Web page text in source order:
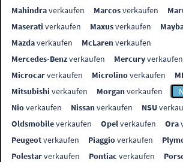
Mahindraverkaufen Marcosverkaufen
Maserati verkaufen Maxusverkaufen
Mazdaverkaufen McLarenverkaufen
Mercedes-Benzverkaufen Mercuryverkaufen
Microcarverkaufen Microlinoverkaufen
Mitsubishi verkaufen Morganverkaufen
N
Nioverkaufen Nissanverkaufen NSU
Oldsmobileverkaufen Opelverkaufen Ora
Peugeotverkaufen Piaggioverkaufen
Polestarverkaufen Pontiac verkaufen